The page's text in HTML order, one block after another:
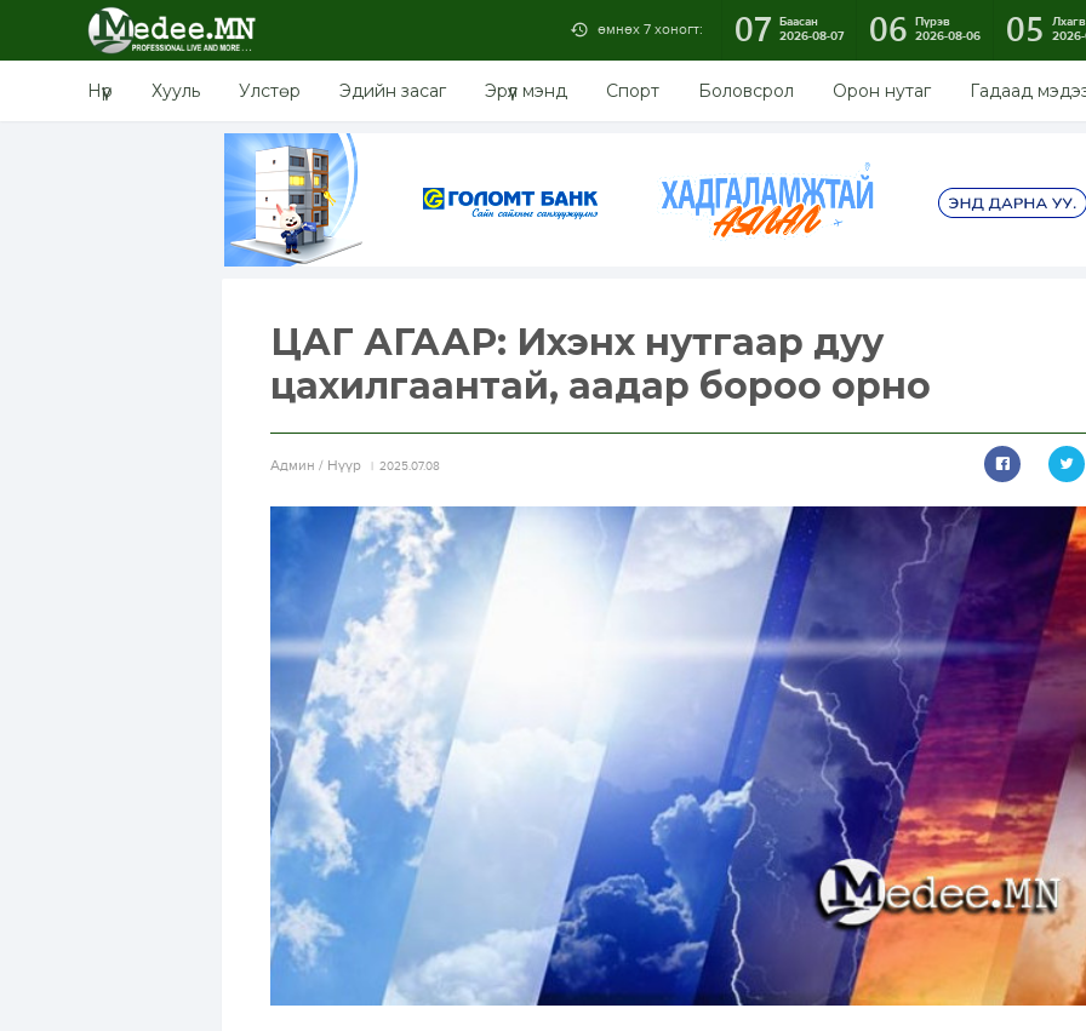
өмнөх 7 хоногт: 07 Баасан
2026-08-07
06 Пүрэв
2026-08-06
05
Нүүр Хууль Улстөр Эдийн засаг Эрүүл мэнд Спорт Боловсрол Орон нутаг Гадаад
ЦАГ АГААР: Ихэнх нутгаар дуу
цахилгаантай, аадар бороо орно
Aдмин / Нүүр 2025.07.08